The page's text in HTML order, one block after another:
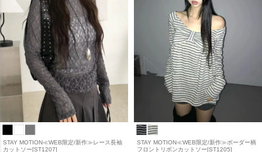
STAY MOTION≪WEB限定/新作≫レース長袖
カットソー[ST1207]
STAY MOTION≪WEB限定/新作≫ボーダー柄
フロントリボンカットソー[ST1205]